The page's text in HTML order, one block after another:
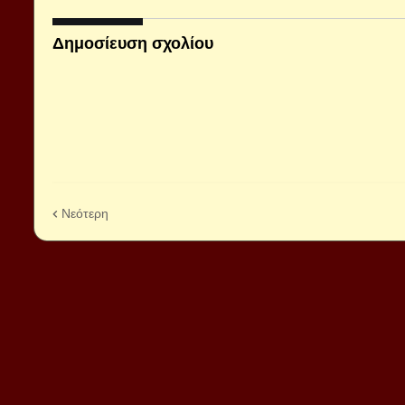
Δημοσίευση σχολίου
Νεότερη